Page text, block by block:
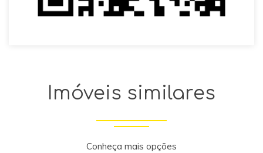
Imóveis similares
Conheça mais opções